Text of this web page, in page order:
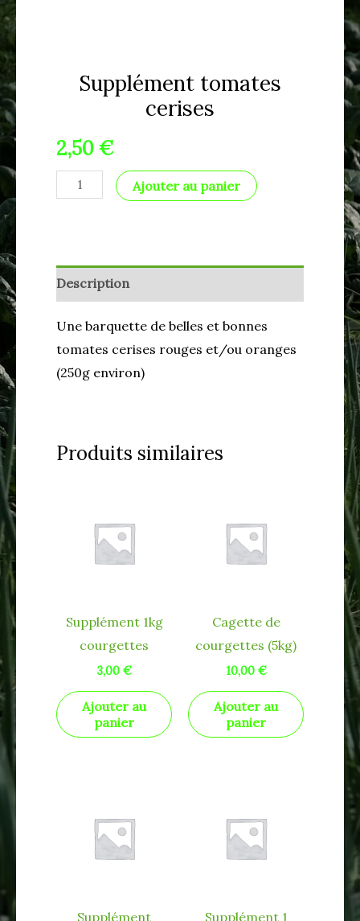
Supplément tomates
cerises
2,50€
Ajouter au panier
Description
Une barquette de belles et bonnes
tomates cerises rouges et/ou oranges
(250g environ)
Produits similaires
Supplément 1kg
courgettes
3,00 €
Ajouter au
panier
Cagette de
courgettes (5kg)
10,00 €
Ajouter au
panier
Supplément
Supplément 1